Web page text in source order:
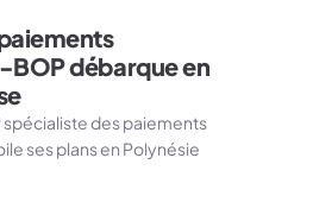
débarque en
spécialiste des paiements
ses plans en Polynésie